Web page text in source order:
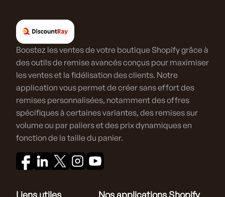
Boostez les ventes de votre boutique Shopify grâce à
des outils de remise avancés conçus pour maximiser
les ventes et la fidélisation des clients. Notre
application vous permet de créer sans effort des
remises personnalisées, notamment des offres
spécifiques à certaines variantes, des remises sur
volume ou par paliers et des prix dynamiques en
fonction de la taille du panier.
Liens utiles Nos applications Shopify